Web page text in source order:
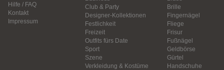
Hilfe / FAQ
Kontakt
Impressum
Club & Party
Designer-Kollektionen
Festlichkeit
Freizeit
Outfits fürs Date
Sport
Szene
Verkleidung & Kostüme
Brille
Fingernägel
Fliege
Frisur
Fußnägel
Geldbörse
Gürtel
Handschuhe